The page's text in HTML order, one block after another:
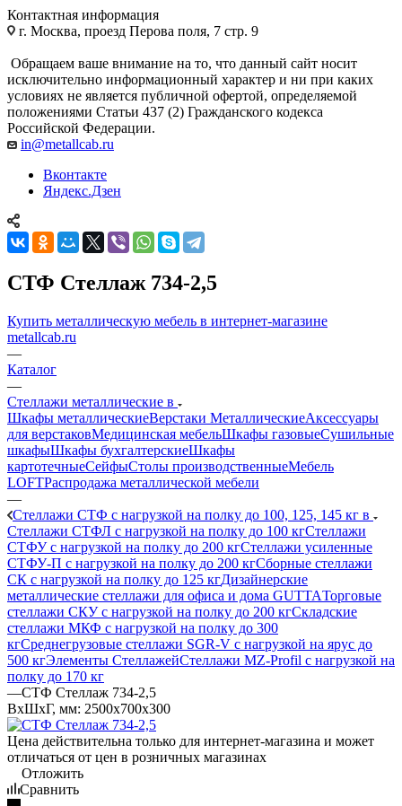
Контактная информация
г. Москва, проезд Перова поля, 7 стр. 9
Обращаем ваше внимание на то, что данный сайт носит
исключительно информационный характер и ни при каких
условиях не является публичной офертой, определяемой
положениями Статьи 437 (2) Гражданского кодекса
Российской Федерации.
in@metallcab.ru
Вконтакте
Яндекс.Дзен
СТФ Стеллаж 734-2,5
Купить металлическую мебель в интернет-магазине
metallcab.ru
—
Каталог
—
Стеллажи металлические в
Шкафы металлическиеВерстаки МеталлическиеАксессуары
для верстаковМедицинская мебельШкафы газовыеСушильные
шкафыШкафы бухгалтерскиеШкафы
картотечныеСейфыСтолы производственныеМебель
LOFTРаспродажа металлической мебели
—
Стеллажи СТФ с нагрузкой на полку до 100, 125, 145 кг в
Стеллажи СТФЛ с нагрузкой на полку до 100 кгСтеллажи
СТФУ с нагрузкой на полку до 200 кгСтеллажи усиленные
СТФУ-П с нагрузкой на полку до 200 кгСборные стеллажи
СК с нагрузкой на полку до 125 кгДизайнерские
металлические стеллажи для офиса и дома GUTTAТорговые
стеллажи СКУ с нагрузкой на полку до 200 кгСкладские
стеллажи МКФ с нагрузкой на полку до 300
кгСреднегрузовые стеллажи SGR-V с нагрузкой на ярус до
500 кгЭлементы СтеллажейСтеллажи MZ-Profil с нагрузкой на
полку до 170 кг
—СТФ Стеллаж 734-2,5
ВхШхГ, мм: 2500x700x300
Цена действительна только для интернет-магазина и может
отличаться от цен в розничных магазинах
Отложить
Сравнить